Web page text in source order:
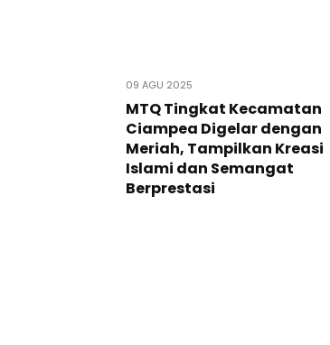
09 AGU 2025
MTQ Tingkat Kecamatan
Ciampea Digelar dengan
Meriah, Tampilkan Kreasi
Islami dan Semangat
Berprestasi